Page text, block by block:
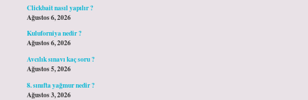
Clickbait nasıl yapılır ?
Ağustos 6, 2026
Kuluforniya nedir ?
Ağustos 6, 2026
Avcılık sınavı kaç soru ?
Ağustos 5, 2026
8. sınıfta yağmur nedir ?
Ağustos 3, 2026